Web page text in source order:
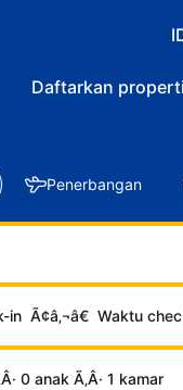
Daftarkan
Penerbangan
in Ã¢â‚¬â€ Waktu
0 anak Ã‚Â· 1 kamar